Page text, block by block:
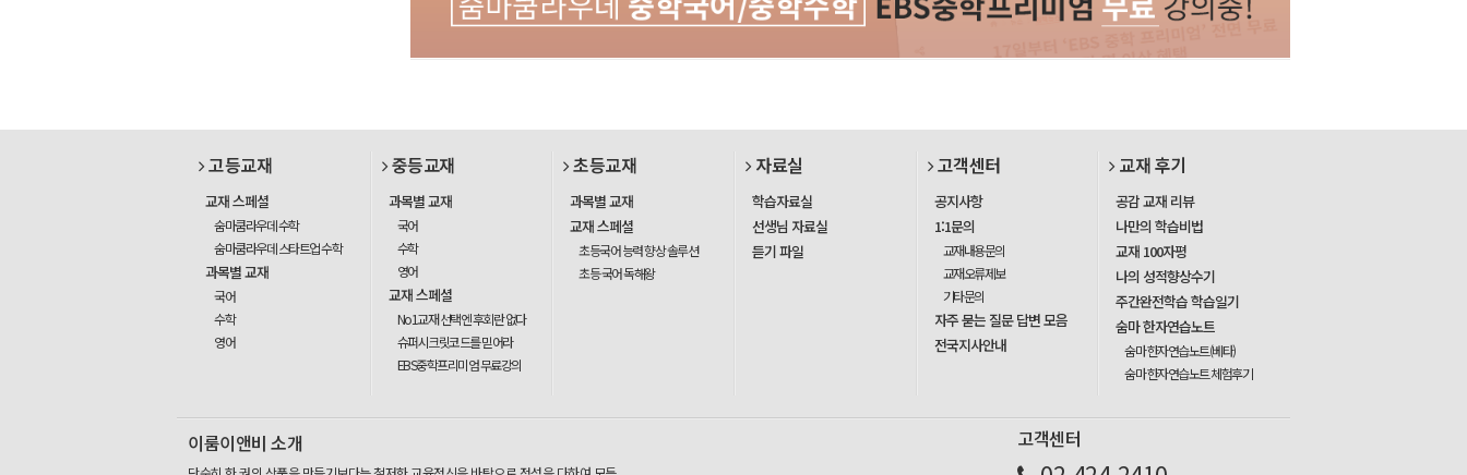
고등교재
교재 스페셜
숨마쿰라우데 수학
숨마쿰라우데 스타트업 수학
과목별 교재
국어
수학
영어
중등교재
과목별 교재
국어
수학
영어
교재 스페셜
No1교재 선택엔 후회란 없다
슈퍼시크릿코드를 믿어라
EBS중학프리미엄 무료강의
초등교재
과목별 교재
교재 스페셜
초등국어 능력 향상 솔루션
초등 국어 독해왕
자료실
학습자료실
선생님 자료실
듣기 파일
고객센터
공지사항
1:1문의
교재내용문의
교재오류제보
기타문의
자주 묻는 질문 답변 모음
전국지사안내
교재 후기
공감 교재 리뷰
나만의 학습비법
교재 100자평
나의 성적향상수기
주간완전학습 학습일기
숨마 한자연습노트
숨마 한자연습노트(베타)
숨마 한자연습노트 체험후기
이룸이앤비 소개 고객센터